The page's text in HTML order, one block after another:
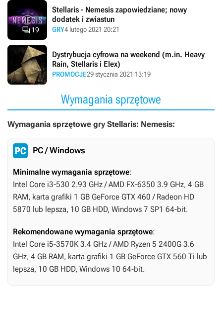
19
Stellaris - Nemesis zapowiedziane; nowy
dodatek i zwiastun
GRY4 lutego 2021 20:21
Dystrybucja cyfrowa na weekend (m.in. Heavy
Rain, Stellaris i Elex)
PROMOCJE29 stycznia 2021 13:19
Wymagania sprzętowe
Wymagania sprzętowe gry Stellaris: Nemesis:
PC / Windows
Minimalne wymagania sprzętowe:
Intel Core i3-530 2.93 GHz / AMD FX-6350 3.9 GHz, 4 GB
RAM, karta grafiki 1 GB GeForce GTX 460 / Radeon HD
5870 lub lepsza, 10 GB HDD, Windows 7 SP1 64-bit.
Rekomendowane wymagania sprzętowe:
Intel Core i5-3570K 3.4 GHz / AMD Ryzen 5 2400G 3.6
GHz, 4 GB RAM, karta grafiki 1 GB GeForce GTX 560 Ti lub
lepsza, 10 GB HDD, Windows 10 64-bit.